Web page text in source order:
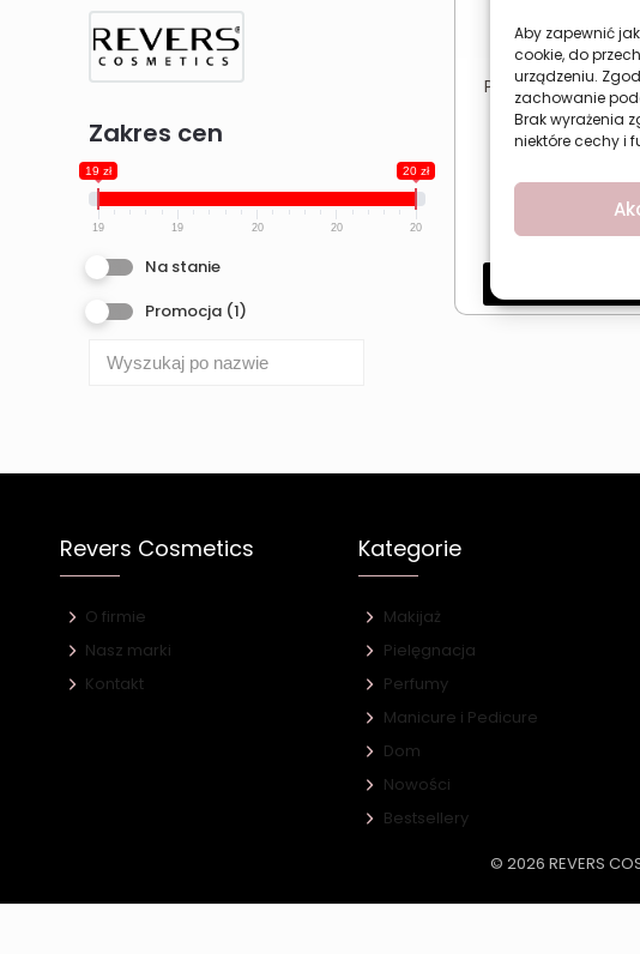
Aby zapewnić
cookie, do
urządzeniu.
zachowanie
Brak wyrażenia
niektóre cechy i
Zakres cen
19 zł 20 zł
19 19 20 20 20
Na stanie
Promocja (1)
Podkład kryjący
Ideal Cover 08
Długotrwały
cena
29,78
19,99
Najniższa cena w
Revers Cosmetics
O firmie
Nasz marki
Kontakt
Kategorie
Makijaż
Pielęgnacja
Perfumy
Manicure i Pedicure
Dom
Nowości
Bestsellery
© 2026 REVERS